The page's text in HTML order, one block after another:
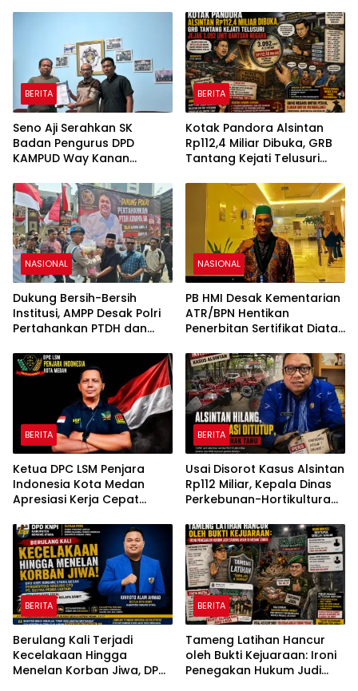
BERITA
Seno Aji Serahkan SK
Badan Pengurus DPD
KAMPUD Way Kanan
BERITA
Kotak Pandora Alsintan
Rp112,4 Miliar Dibuka, GRB
Tantang Kejati Telusuri
Negara
NASIONAL
Dukung Bersih-Bersih
Institusi, AMPP Desak Polri
Pertahankan PTDH dan
NASIONAL
PB HMI Desak Kementarian
ATR/BPN Hentikan
Penerbitan Sertifikat Diatas
BERITA
Ketua DPC LSM Penjara
Indonesia Kota Medan
Apresiasi Kerja Cepat
Ungkap Kasus Dugaan
Pemerasan
BERITA
Usai Disorot Kasus Alsintan
Rp112 Miliar, Kepala Dinas
Perkebunan-Hortikultura
Komunikasi dengan Media
BERITA
Berulang Kali Terjadi
Kecelakaan Hingga
Menelan Korban Jiwa, DPD
BERITA
Tameng Latihan Hancur
oleh Bukti Kejuaraan: Ironi
Penegakan Hukum Judi